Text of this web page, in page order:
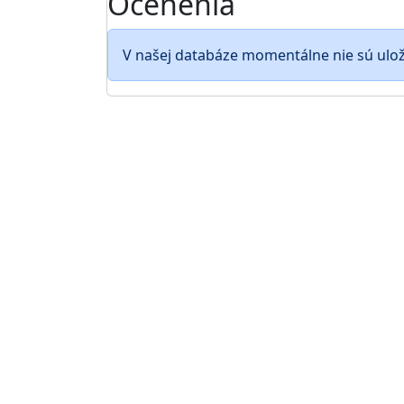
V našej databáze momentálne nie sú